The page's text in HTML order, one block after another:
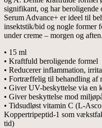
signifikant, og har beroligende
Serum Advance+ er ideel til
insektstik/bid og nogle former
under creme – morgen og aften.
• 15 ml
• Kraftfuld beroligende formel
• Reducerer inflammation,
• Fortræffelig til behandling af
• Giver UV-beskyttelse via en
• Giver beskyttelse mod
• Tidsudløst vitamin C (L-
Koppertripeptid-1 som
tid)